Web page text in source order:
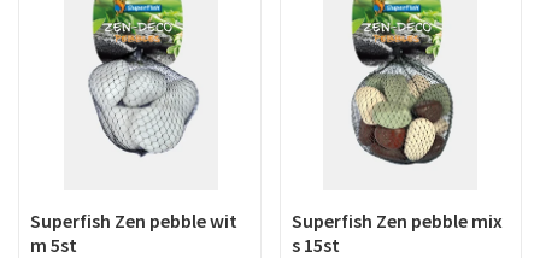
Superfish Zen pebble wit
m 5st
Superfish Zen pebble mix
s 15st